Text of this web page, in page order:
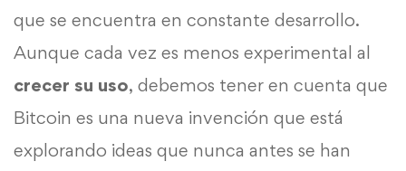
que se encuentra en constante desarrollo.
Aunque cada vez es menos experimental al
crecer su uso, debemos tener en cuenta que
Bitcoin es una nueva invención que está
explorando ideas que nunca antes se han